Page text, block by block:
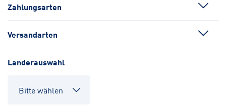
Zahlungsarten
Versandarten
Länderauswahl